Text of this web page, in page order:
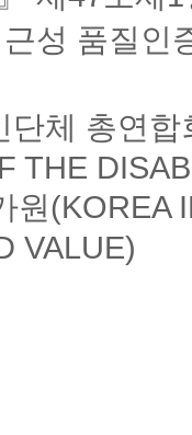
성 품질인
체 총연
THE
원(KOREA
VALUE)